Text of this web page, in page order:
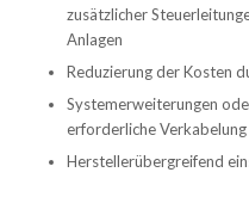
zusätzlicher
Anlagen
Reduzierung der Kosten
Systemerweiterungen
erforderliche Verkabelung
Herstellerübergreifend